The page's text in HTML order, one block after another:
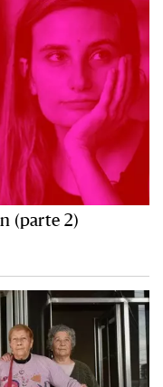
(parte 2)